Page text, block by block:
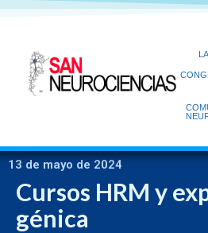
13 de mayo de 2024
Cursos HRM y
génica